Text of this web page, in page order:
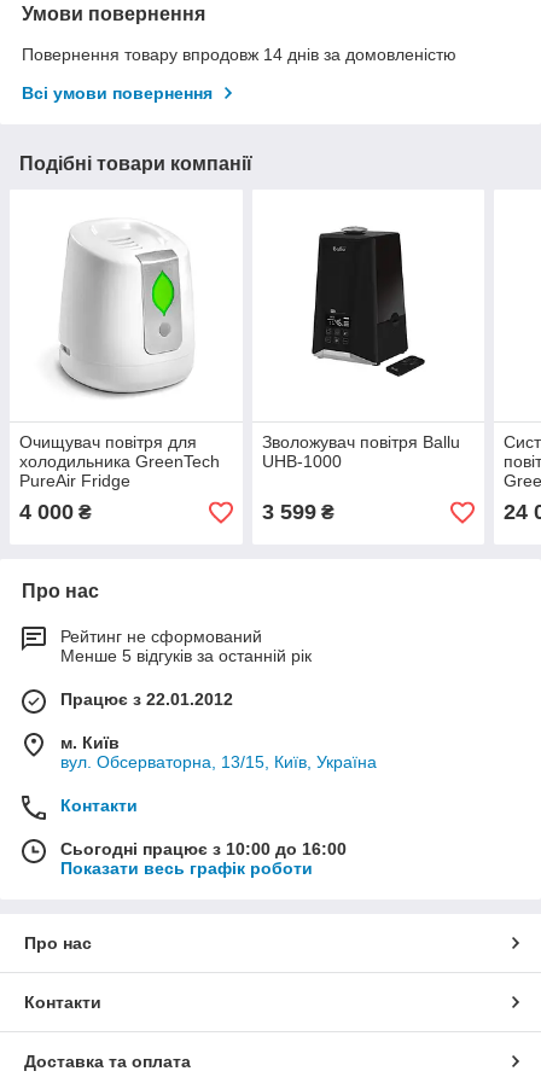
Умови повернення
Повернення товару впродовж 14 днів за домовленістю
Всі умови повернення
Подібні товари компанії
Очищувач повітря для
холодильника GreenTech
PureAir Fridge
4 000 ₴
Зволожувач повітря Ballu
UHB-1000
3 599₴ 24
Про нас
Рейтинг не сформований
Менше 5 відгуків за останній рік
Працює з 22.01.2012
м. Київ
вул. Обсерваторна, 13/15, Київ, Україна
Контакти
Сьогодні працює з 10:00 до 16:00
Показати весь графік роботи
Про нас
Контакти
Доставка та оплата